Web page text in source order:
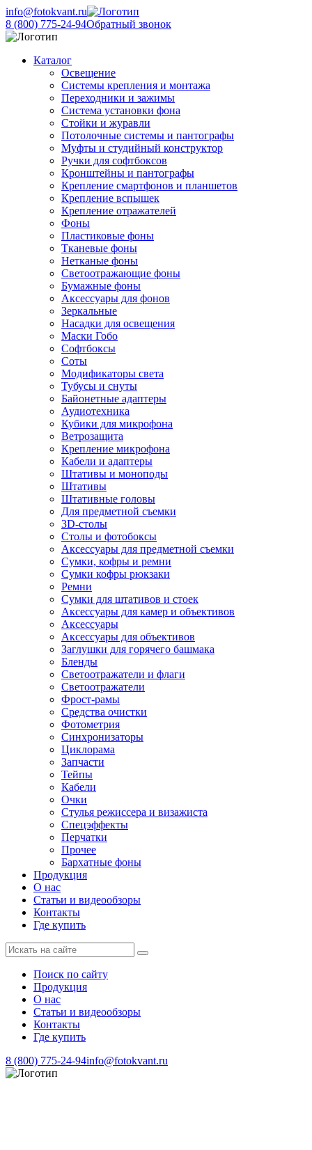
info@fotokvant.ru
8 (800) 775-24-94Обратный звонок
Каталог
Освещение
Системы крепления и монтажа
Переходники и зажимы
Система установки фона
Стойки и журавли
Потолочные системы и пантографы
Муфты и студийный конструктор
Ручки для софтбоксов
Кронштейны и пантографы
Крепление смартфонов и планшетов
Крепление вспышек
Крепление отражателей
Фоны
Пластиковые фоны
Тканевые фоны
Нетканые фоны
Светоотражающие фоны
Бумажные фоны
Аксессуары для фонов
Зеркальные
Насадки для освещения
Маски Гобо
Софтбоксы
Соты
Модификаторы света
Тубусы и снуты
Байонетные адаптеры
Аудиотехника
Кубики для микрофона
Ветрозащита
Крепление микрофона
Кабели и адаптеры
Штативы и моноподы
Штативы
Штативные головы
Для предметной съемки
3D-столы
Столы и фотобоксы
Аксессуары для предметной съемки
Сумки, кофры и ремни
Сумки кофры рюкзаки
Ремни
Сумки для штативов и стоек
Аксессуары для камер и объективов
Аксессуары
Аксессуары для объективов
Заглушки для горячего башмака
Бленды
Светоотражатели и флаги
Светоотражатели
Фрост-рамы
Средства очистки
Фотометрия
Синхронизаторы
Циклорама
Запчасти
Тейпы
Кабели
Очки
Стулья режиссера и визажиста
Спецэффекты
Перчатки
Прочее
Бархатные фоны
Продукция
О нас
Статьи и видеообзоры
Контакты
Где купить
Поиск по сайту
Продукция
О нас
Статьи и видеообзоры
Контакты
Где купить
8 (800) 775-24-94info@fotokvant.ru